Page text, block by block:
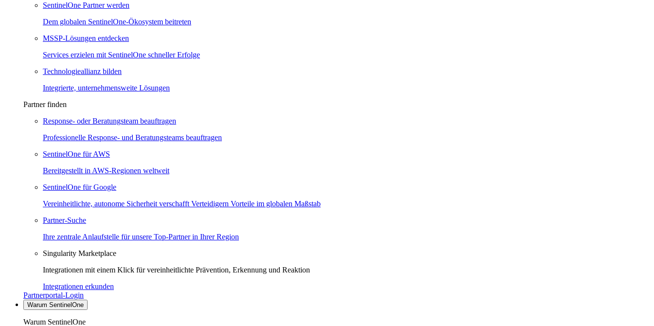
SentinelOne Partner werden
Dem globalen SentinelOne-Ökosystem beitreten
MSSP-Lösungen entdecken
Services erzielen mit SentinelOne schneller Erfolge
Technologieallianz bilden
Integrierte, unternehmensweite Lösungen
Partner finden
Response- oder Beratungsteam beauftragen
Professionelle Response- und Beratungsteams beauftragen
SentinelOne für AWS
Bereitgestellt in AWS-Regionen weltweit
SentinelOne für Google
Vereinheitlichte, autonome Sicherheit verschafft Verteidigern Vorteile im globalen Maßstab
Partner-Suche
Ihre zentrale Anlaufstelle für unsere Top-Partner in Ihrer Region
Singularity Marketplace
Integrationen mit einem Klick für vereinheitlichte Prävention, Erkennung und Reaktion
Integrationen erkunden
Partnerportal-Login
Warum SentinelOne
Warum SentinelOne